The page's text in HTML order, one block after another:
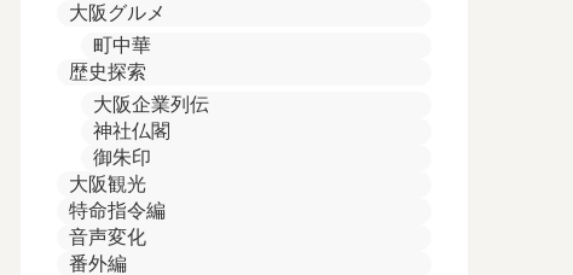
大阪グルメ
町中華
歴史探索
大阪企業列伝
神社仏閣
御朱印
大阪観光
特命指令編
音声変化
番外編